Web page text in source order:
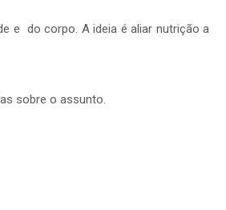
e do corpo. A ideia é aliar nutrição a
sobre o assunto.